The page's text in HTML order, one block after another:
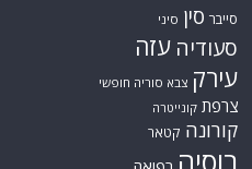
סייבר סין סיני
סעודיה עזה
עירק צבא סוריה חופשי
צרפת קונייטרה
קורונה קטאר
רוסיה